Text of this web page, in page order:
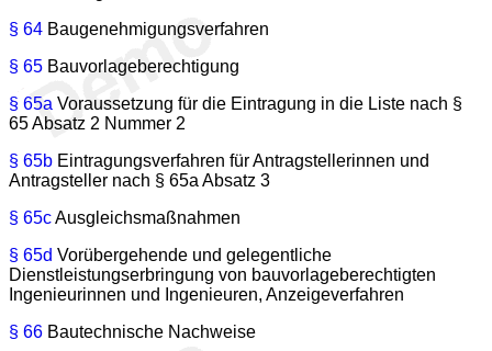
§ 64 Baugenehmigungsverfahren
§ 65 Bauvorlageberechtigung
§ 65a Voraussetzung für die Eintragung in die Liste nach §
65 Absatz 2 Nummer 2
§ 65b Eintragungsverfahren für Antragstellerinnen und
Antragsteller nach § 65a Absatz 3
§ 65cAusgleichsmaßnahmen
§ 65d Vorübergehende und gelegentliche
Dienstleistungserbringung von bauvorlageberechtigten
Ingenieurinnen und Ingenieuren, Anzeigeverfahren
§ 66 Bautechnische Nachweise